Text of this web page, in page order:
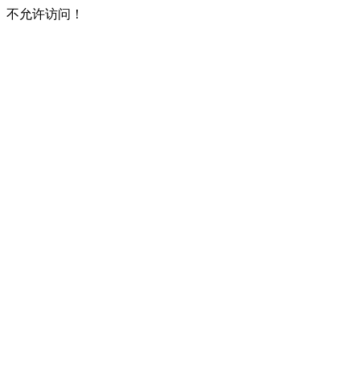
不允许访问！